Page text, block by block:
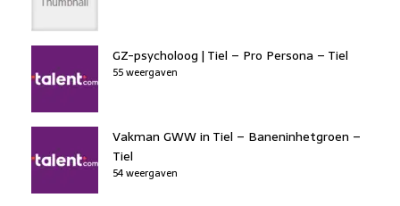
GZ-psycholoog | Tiel – Pro Persona – Tiel
55 weergaven
Vakman GWW in Tiel – Baneninhetgroen –
Tiel
54 weergaven